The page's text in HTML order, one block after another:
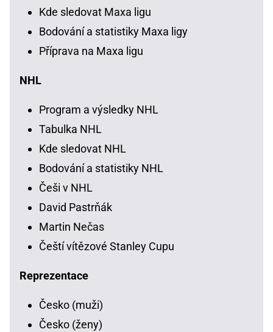
Kde sledovat Maxa ligu
Bodování a statistiky Maxa ligy
Příprava na Maxa ligu
NHL
Program a výsledky NHL
Tabulka NHL
Kde sledovat NHL
Bodování a statistiky NHL
Češi v NHL
David Pastrňák
Martin Nečas
Čeští vítězové Stanley Cupu
Reprezentace
Česko (muži)
Česko (ženy)